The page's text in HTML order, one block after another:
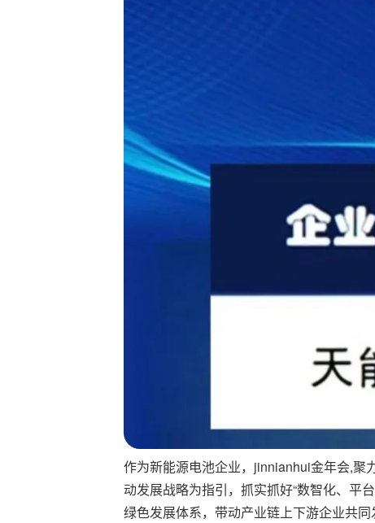
作为新能源电池企业，jinnianhui金年会,聚
动发展战略为指引，抓实抓好“数智化、平
绿色发展体系，带动产业链上下游企业共